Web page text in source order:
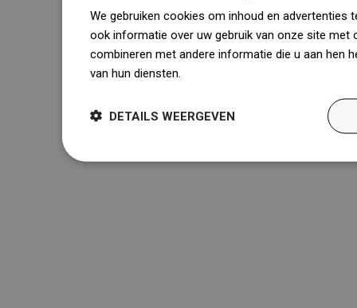
We gebruiken cookies om inhoud en advertenties
ook informatie over uw gebruik van onze site met
combineren met andere informatie die u aan hen
van hun diensten.
DETAILS WEERGEVEN